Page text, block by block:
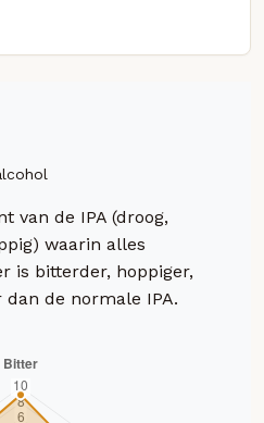
van de IPA (droog,
waarin alles
is bitterder, hoppiger,
de normale IPA.